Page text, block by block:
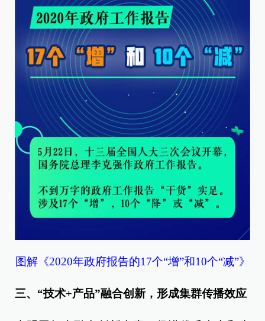
图解《2020年政府报告的17个“增”和10个“减”》
三、“技术+产品”融合创新，形成集群传播效应